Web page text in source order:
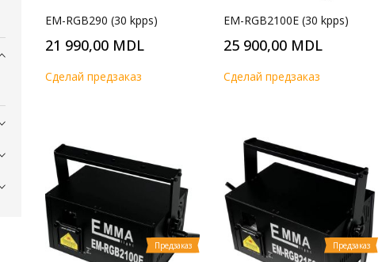
EM-RGB290 (30 kpps)
21 990,00 MDL
Cделай предзаказ
EM-RGB2100E (30 kpps)
25 900,00 MDL
Cделай предзаказ
Предзаказ Предзаказ